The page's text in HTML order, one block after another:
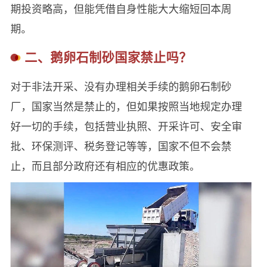
期投资略高，但能凭借自身性能大大缩短回本周
期。
二、鹅卵石制砂国家禁止吗？
对于非法开采、没有办理相关手续的鹅卵石制砂
厂，国家当然是禁止的，但如果按照当地规定办理
好一切的手续，包括营业执照、开采许可、安全审
批、环保测评、税务登记等等，国家不但不会禁
止，而且部分政府还有相应的优惠政策。